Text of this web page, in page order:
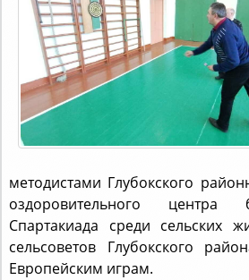
методистами Глубокского
оздоровительного центра
Спартакиада среди сельских
сельсоветов Глубокского
Европейским играм.